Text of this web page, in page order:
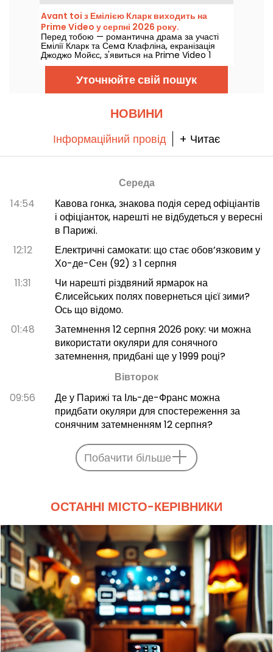
Avant toi з Емілією Кларк виходить на
Prime Video у серпні 2026 року.
Перед тобою — романтична драма за участі
Емілії Кларк та Семa Клафліна, екранізація
Джоджо Мойєс, з'явиться на Prime Video 1
серпня 2026 року.
Уточнюйте свій пошук
НОВИНИ
Інформаційний провід + Читає
Середа
14:54
Кавова гонка, знакова подія серед офіціантів
і офіціанток, нарешті не відбудеться у вересні
в Парижі.
12:12
Електричні самокати: що стає обов’язковим у
Хо-де-Сен (92) з 1 серпня
11:31
Чи нарешті різдвяний ярмарок на
Єлисейських полях повернеться цієї зими?
Ось що відомо.
01:48
Затемнення 12 серпня 2026 року: чи можна
використати окуляри для сонячного
затемнення, придбані ще у 1999 році?
Вівторок
09:56
Де у Парижі та Іль-де-Франс можна
придбати окуляри для спостереження за
сонячним затемненням 12 серпня?
Побачити більше
ОСТАННІ МІСТО-КЕРІВНИКИ